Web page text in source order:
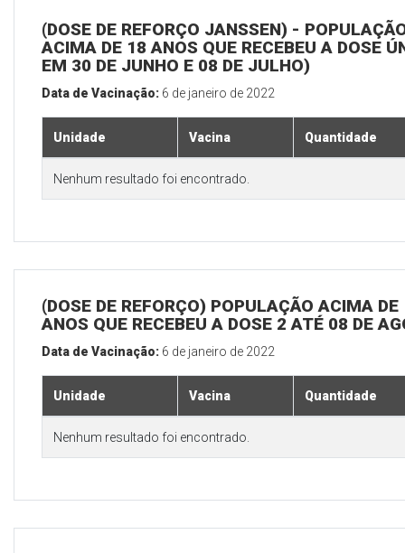
(DOSE DE REFORÇO JANSSEN) -
ACIMA DE 18 ANOS QUE RECEBEU A DOSE
EM 30 DE JUNHO E 08 DE JULHO)
Data de Vacinação: 6 de janeiro de 2022
Unidade Vacina Quantidade
Nenhum resultado foi encontrado.
(DOSE DE REFORÇO) POPULAÇÃO ACIMA DE
ANOS QUE RECEBEU A DOSE 2 ATÉ 08 DE
Data de Vacinação: 6 de janeiro de 2022
Unidade Vacina Quantidade
Nenhum resultado foi encontrado.